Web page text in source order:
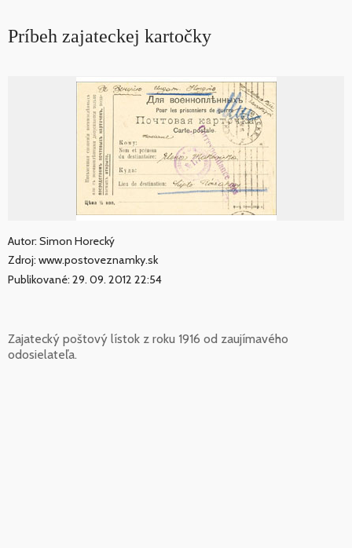
Príbeh zajateckej kartočky
Autor: Simon Horecký
Zdroj: www.postoveznamky.sk
Publikované: 29. 09. 2012 22:54
Zajatecký poštový lístok z roku 1916 od zaujímavého
odosielateľa.